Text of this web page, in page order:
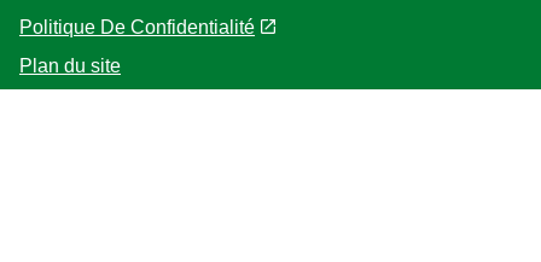
Politique De Confidentialité
Paramètres des cookies
Plan du site